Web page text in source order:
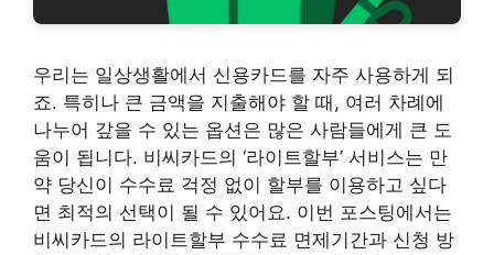
우리는 일상생활에서 신용카드를 자주 사용하게 되
죠. 특히나 큰 금액을 지출해야 할 때, 여러 차례에
나누어 갚을 수 있는 옵션은 많은 사람들에게 큰 도
움이 됩니다. 비씨카드의 ‘라이트할부’ 서비스는 만
약 당신이 수수료 걱정 없이 할부를 이용하고 싶다
면 최적의 선택이 될 수 있어요. 이번 포스팅에서는
비씨카드의 라이트할부 수수료 면제기간과 신청 방